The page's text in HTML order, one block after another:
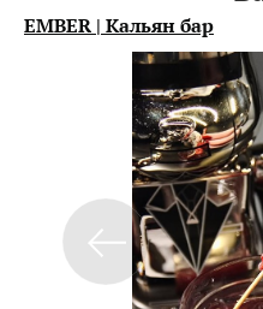
EMBER | Кальян бар